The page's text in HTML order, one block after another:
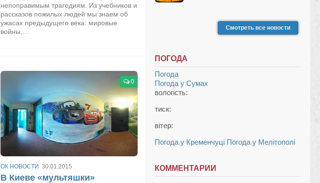
непоправимым трагедиям. Из учебников и
рассказов пожилых людей мы знаем об
ужасах предыдущего века: мировые
войны,...
0
ОК НОВОСТИ 30.01.2015
В Киеве «мультяшки»
Смотреть все новости
ПОГОДА
Погода
Погода у Сумах
вологість:
тиск:
вітер:
Погода у Кременчуці Погода у Мелітополі
КОММЕНТАРИИ